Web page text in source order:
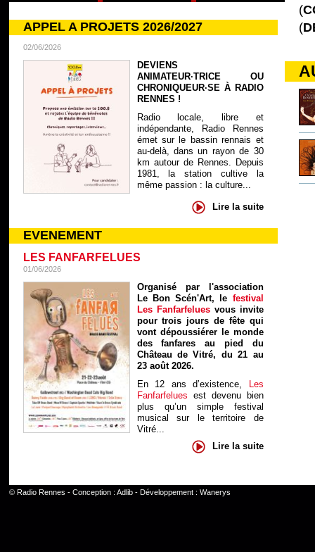
APPEL A PROJETS 2026/2027
02/06/2026
DEVIENS
ANIMATEUR·TRICE OU
CHRONIQUEUR·SE À RADIO
RENNES !
Radio locale, libre et
indépendante, Radio Rennes
émet sur le bassin rennais et
au-delà, dans un rayon de 30
km autour de Rennes. Depuis
1981, la station cultive la
même passion : la culture...
Lire la suite
EVENEMENT
LES FANFARFELUES
01/06/2026
Organisé par l'association
Le Bon Scén'Art, le festival
Les Fanfarfelues vous invite
pour trois jours de fête qui
vont dépoussiérer le monde
des fanfares au pied du
Château de Vitré, du 21 au
23 août 2026.
En 12 ans d’existence, Les
Fanfarfelues est devenu bien
plus qu’un simple festival
musical sur le territoire de
Vitré...
Lire la suite
(
(
© Radio Rennes - Conception : Adlib- Développement : Wanerys